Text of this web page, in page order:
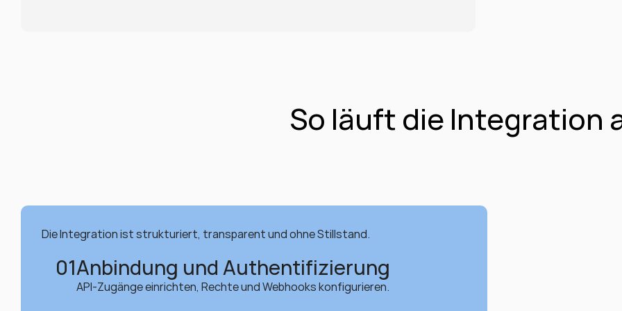
So läuft die Integration
Die Integration ist strukturiert, transparent und ohne Stillstand.
01Anbindung und Authentifizierung
API-Zugänge einrichten, Rechte und Webhooks konfigurieren.